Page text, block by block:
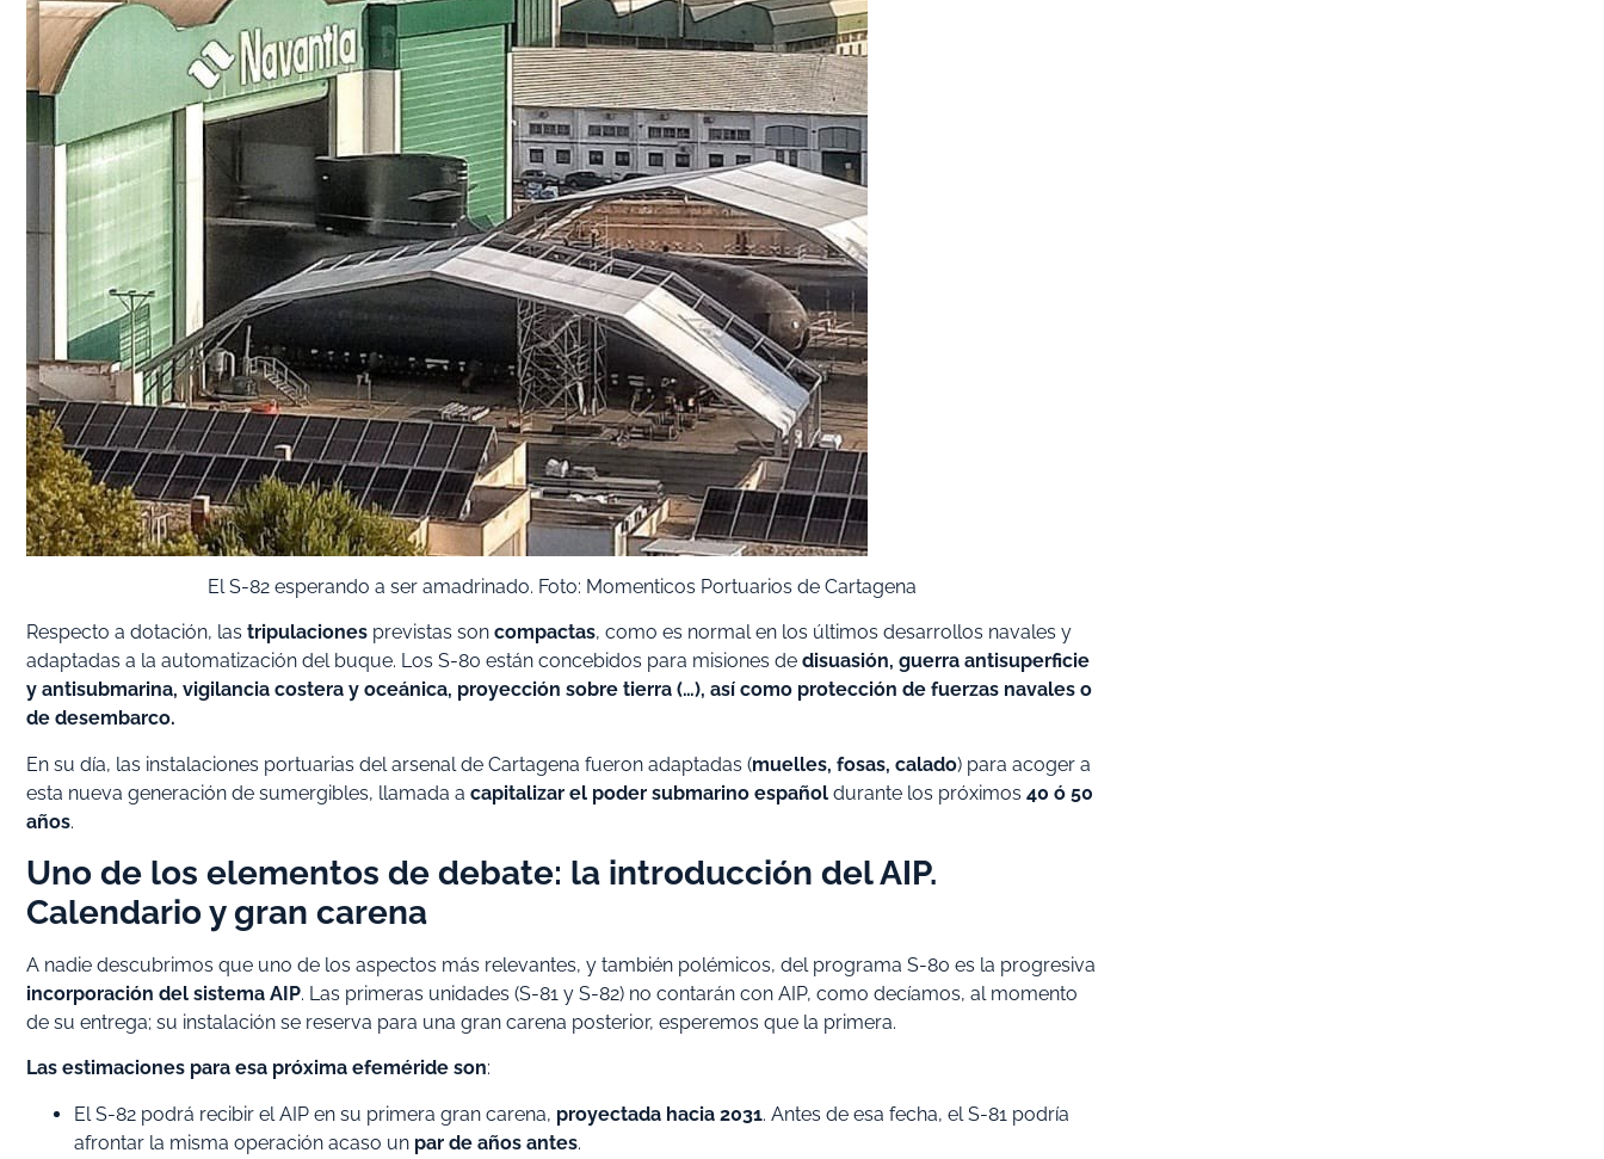
El S-82 esperando a ser amadrinado. Foto: Momenticos Portuarios de Cartagena
Respecto a dotación, las tripulaciones previstas son compactas, como es normal en los últimos desarrollos navales y
adaptadas a la automatización del buque. Los S-80 están concebidos para misiones de disuasión, guerra antisuperficie
y antisubmarina, vigilancia costera y oceánica, proyección sobre tierra (…), así como protección de fuerzas navales o
de desembarco.
En su día, las instalaciones portuarias del arsenal de Cartagena fueron adaptadas (muelles, fosas, calado) para acoger a
esta nueva generación de sumergibles, llamada a capitalizar el poder submarino español durante los próximos 40 ó 50
años.
Uno de los elementos de debate: la introducción del AIP.
Calendario y gran carena
A nadie descubrimos que uno de los aspectos más relevantes, y también polémicos, del programa S-80 es la progresiva
incorporación del sistema AIP. Las primeras unidades (S-81 y S-82) no contarán con AIP, como decíamos, al momento
de su entrega; su instalación se reserva para una gran carena posterior, esperemos que la primera.
Las estimaciones para esa próxima efeméride son:
El S-82 podrá recibir el AIP en su primera gran carena, proyectada hacia 2031. Antes de esa fecha, el S-81 podría
afrontar la misma operación acaso un par de años antes.